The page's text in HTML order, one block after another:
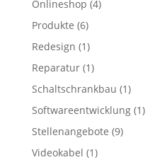
Onlineshop (4)
Produkte (6)
Redesign (1)
Reparatur(1)
Schaltschrankbau (1)
Softwareentwicklung(1)
Stellenangebote (9)
Videokabel (1)